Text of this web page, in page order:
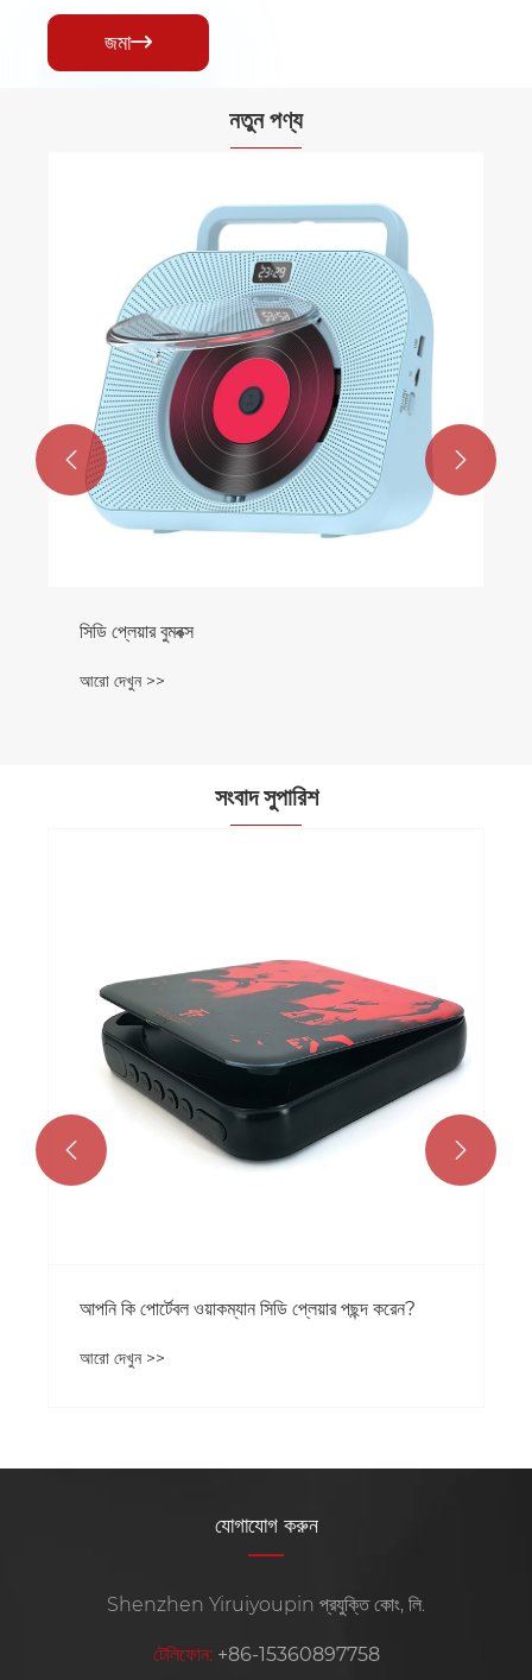
জমা
নতুন পণ্য
রেডিও সিডি ব্লুটুথ প্লেয়ার
আরো দেখুন >>
 
সংবাদ সুপারিশ
 
যোগাযোগ করুন
Shenzhen Yiruiyoupin প্রযুক্তি কোং, লি.
টেলিফোন: +86-15360897758